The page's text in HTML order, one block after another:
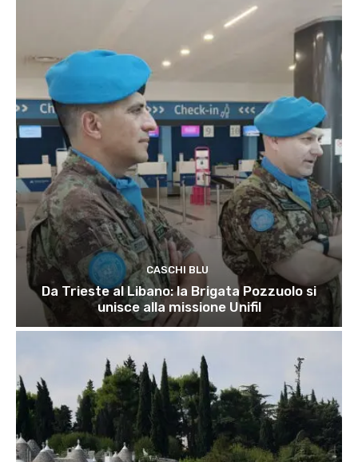
CASCHI BLU
Da Trieste al Libano: la Brigata Pozzuolo si
unisce alla missione Unifil